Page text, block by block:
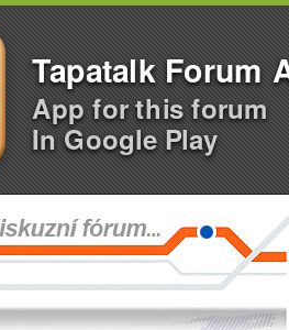
Tapatalk Forum
App for this forum
In Google Play